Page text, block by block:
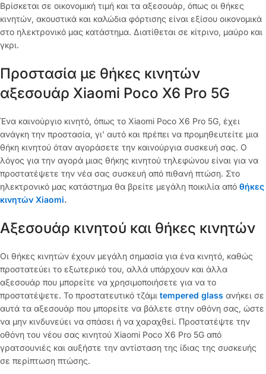
Βρίσκεται σε οικονομική τιμή και τα αξεσουάρ, όπως οι θήκες
κινητών, ακουστικά και καλώδια φόρτισης είναι εξίσου οικονομικά
στο ηλεκτρονικό μας κατάστημα. Διατίθεται σε κίτρινο, μαύρο και
γκρι.
Προστασία με θήκες κινητών
αξεσουάρ Xiaomi Poco X6 Pro 5G
Ένα καινούργιο κινητό, όπως το Xiaomi Poco X6 Pro 5G, έχει
ανάγκη την προστασία, γι’ αυτό και πρέπει να προμηθευτείτε μια
θήκη κινητού όταν αγοράσετε την καινούργια συσκευή σας. Ο
λόγος για την αγορά μιας θήκης κινητού τηλεφώνου είναι για να
προστατέψετε την νέα σας συσκευή από πιθανή πτώση. Στο
ηλεκτρονικό μας κατάστημα θα βρείτε μεγάλη ποικιλία από θήκες
κινητών Xiaomi.
Αξεσουάρ κινητού και θήκες κινητών
Οι θήκες κινητών έχουν μεγάλη σημασία για ένα κινητό, καθώς
προστατεύει το εξωτερικό του, αλλά υπάρχουν και άλλα
αξεσουάρ που μπορείτε να χρησιμοποιήσετε για να το
προστατέψετε. Το προστατευτικό τζάμι tempered glass ανήκει σε
αυτά τα αξεσουάρ που μπορείτε να βάλετε στην οθόνη σας, ώστε
να μην κινδυνεύει να σπάσει ή να χαραχθεί. Προστατέψτε την
οθόνη του νέου σας κινητού Xiaomi Poco X6 Pro 5G από
γρατσουνιές και αυξήστε την αντίσταση της ίδιας της συσκευής
σε περίπτωση πτώσης.